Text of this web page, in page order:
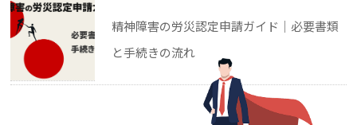
精神障害の労災認定申請ガイド｜必要書類
と手続きの流れ